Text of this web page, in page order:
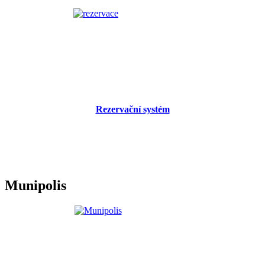
Rezervační systém
Munipolis